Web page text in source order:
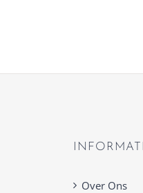
Over Ons